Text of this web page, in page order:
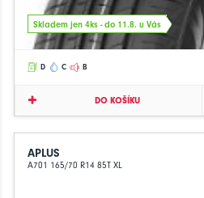
Skladem jen 4ks - do 11.8. u Vás
D C B
DO KOŠÍKU
APLUS
A701 165/70 R14 85T XL